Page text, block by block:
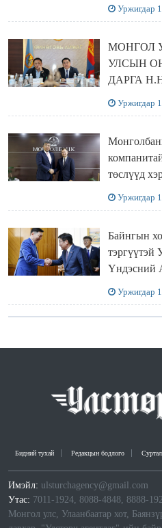
Уржигдар
МОНГОЛ
УЛСЫН
ДАРГА
Уржигдар
төслүүд
Уржигдар
Байнгын
Үндэсний
Уржигдар
Бидний тухай Редакцын бодлого
Имэйл: ulsturchagency@gmail.com
Утас: 7011-1924, 8088-4848, 8888-
Монгол улс, Улаанбаатар хот,